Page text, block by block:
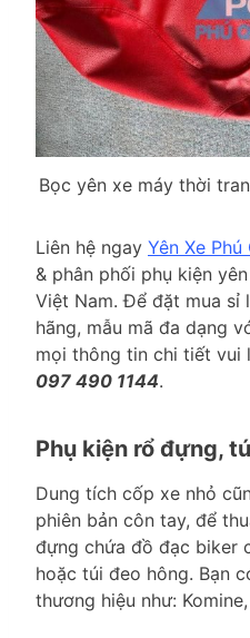
Bọc yên xe máy thời
Liên hệ ngay Yên Xe Phú
& phân phối phụ kiện
Việt Nam. Để đặt mua sỉ
hãng, mẫu mã đa dạng
mọi thông tin chi tiết vui
097 490 1144.
Phụ kiện rổ đựng,
Dung tích cốp xe nhỏ
phiên bản côn tay, để
đựng chứa đồ đạc biker
hoặc túi đeo hông. Bạn
thương hiệu như: